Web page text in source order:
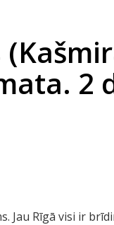
2
Jau Rīgā visi ir